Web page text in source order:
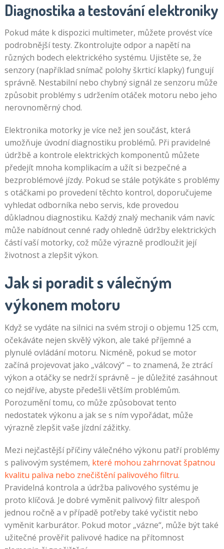
Diagnostika a testování elektroniky
Pokud máte k dispozici multimeter, můžete provést více
podrobnější testy. Zkontrolujte odpor a napětí na
různých bodech elektrického systému. Ujistěte se, že
senzory (například snímač polohy škrticí klapky) fungují
správně. Nestabilní nebo chybný signál ze senzoru může
způsobit problémy s udržením otáček motoru nebo jeho
nerovnoměrný chod.
Elektronika motorky je více než jen součást, která
umožňuje úvodní diagnostiku problémů. Při pravidelné
údržbě a kontrole elektrických komponentů můžete
předejít mnoha komplikacím a užít si bezpečné a
bezproblémové jízdy. Pokud se stále potýkáte s problémy
s otáčkami po provedení těchto kontrol, doporučujeme
vyhledat odborníka nebo servis, kde provedou
důkladnou diagnostiku. Každý znalý mechanik vám navíc
může nabídnout cenné rady ohledně údržby elektrických
částí vaší motorky, což může výrazně prodloužit její
životnost a zlepšit výkon.
Jak si poradit s válečným
výkonem motoru
Když se vydáte na silnici na svém stroji o objemu 125 ccm,
očekáváte nejen skvělý výkon, ale také příjemné a
plynulé ovládání motoru. Nicméně, pokud se motor
začíná projevovat jako „válcový“ – to znamená, že ztrácí
výkon a otáčky se nedrží správně – je důležité zasáhnout
co nejdříve, abyste předešli větším problémům.
Porozumění tomu, co může způsobovat tento
nedostatek výkonu a jak se s ním vypořádat, může
výrazně zlepšit vaše jízdní zážitky.
Mezi nejčastější příčiny válečného výkonu patří problémy
s palivovým systémem, které mohou zahrnovat špatnou
kvalitu paliva nebo znečištění palivového filtru.
Pravidelná kontrola a údržba palivového systému je
proto klíčová. Je dobré vyměnit palivový filtr alespoň
jednou ročně a v případě potřeby také vyčistit nebo
vyměnit karburátor. Pokud motor „vázne“, může být také
užitečné prověřit palivové hadice na přítomnost